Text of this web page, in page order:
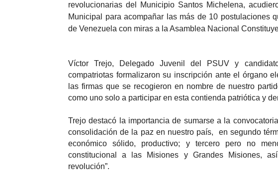
revolucionarias del Municipio Santos Michelena,
Municipal para acompañar las más de 10 postulaciones
de Venezuela con miras a la Asamblea Nacional
Víctor Trejo, Delegado Juvenil del PSUV y
compatriotas formalizaron su inscripción ante el órgano
las firmas que se recogieron en nombre de nuestro
como uno solo a participar en esta contienda patriótica y
Trejo destacó la importancia de sumarse a la
consolidación de la paz en nuestro país, en segundo
económico sólido, productivo; y tercero pero no
constitucional a las Misiones y Grandes Misiones,
revolución”.